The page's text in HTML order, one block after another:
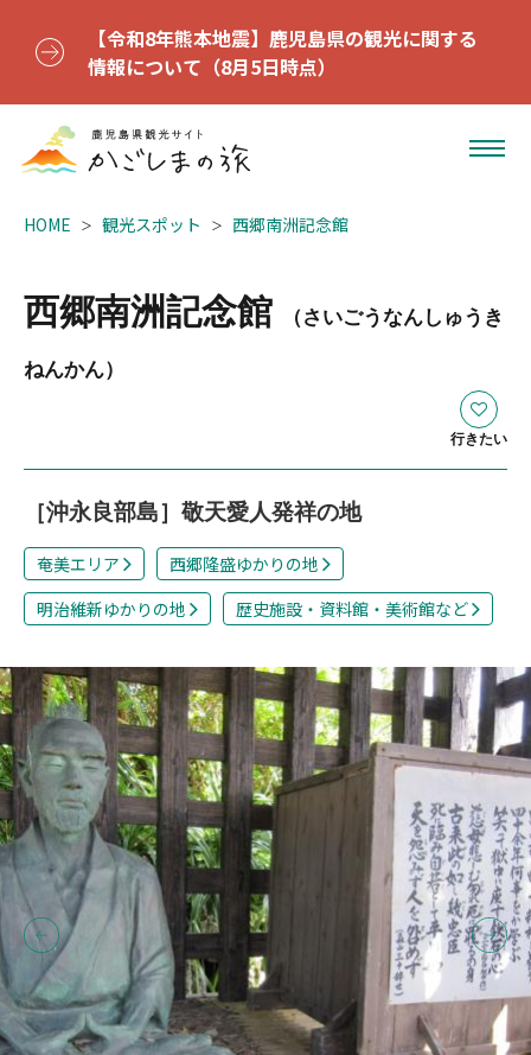
【令和8年熊本地震】鹿児島県の観光に関する
情報について（8月5日時点）
HOME 観光スポット 西郷南洲記念館
西郷南洲記念館 （さいごうなんしゅうき
ねんかん）
行きたい
［沖永良部島］敬天愛人発祥の地
奄美エリア
西郷隆盛ゆかりの地
明治維新ゆかりの地
歴史施設・資料館・美術館など